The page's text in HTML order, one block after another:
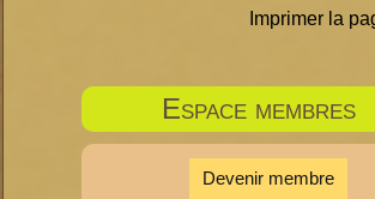
Imprimer la
Espace membres
Devenir membre